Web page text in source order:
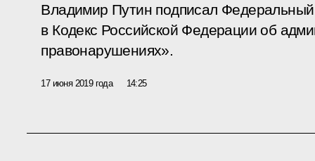
Владимир Путин подписал
в Кодекс Российской Федерации об
правонарушениях».
17 июня 2019 года 14:25